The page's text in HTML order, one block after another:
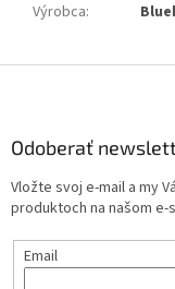
Výrobca:
Odoberať
Vložte svoj e-mail a my
produktoch na našom e-
Email